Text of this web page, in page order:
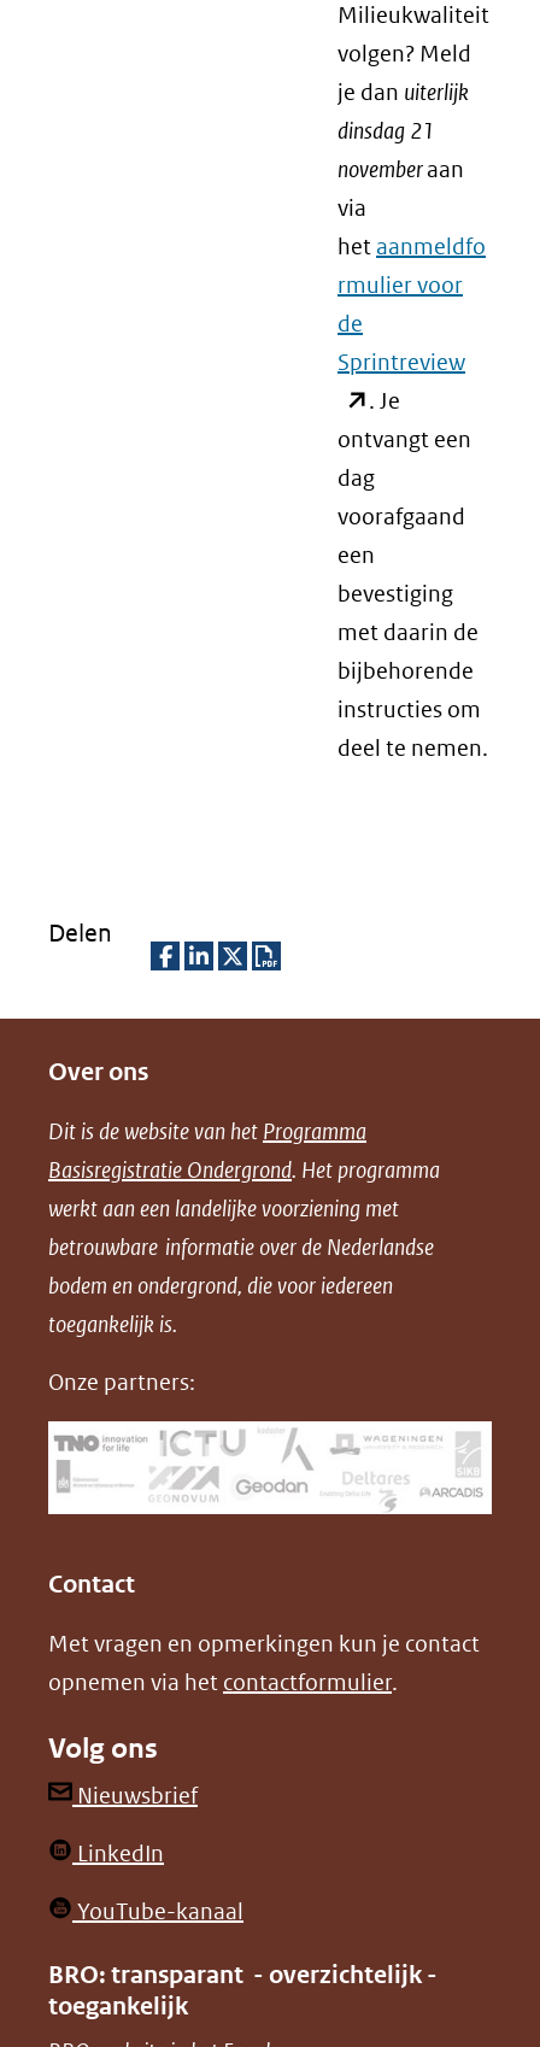
Milieukwaliteit
volgen? Meld
je dan uiterlijk
dinsdag 21
novemberaan
via
het aanmeldfo
rmulier voor
de
Sprintreview(opent
nieuw
andere
. Je
ontvangt een
dag
voorafgaand
een
bevestiging
met daarin de
bijbehorende
instructies om
deel te nemen.
Delen
n
o
p
F
a
c
b
o
o
k
venster)
(verwijst
een
andere
n
o
p
L
i
e
d
I
n
venster)
(verwijst
andere
n
o
p
X
(opent
(verwijst
een
l
o
a
d
P
Over ons
Dit is de website van het Programma
Basisregistratie Ondergrond. Het programma
werkt aan een landelijke voorziening met
betrouwbare informatie over de Nederlandse
bodem en ondergrond, die voor iedereen
toegankelijk is.
Onze partners:
Contact
Met vragen en opmerkingen kun je contact
opnemen via het contactformulier.
Volg ons
Nieuwsbrief(opent
venster)
naar
LinkedIn
nieuw
venster)
(verwijst
YouTube-kanaal
nieuw
BRO: transparant - overzichtelijk -
toegankelijk